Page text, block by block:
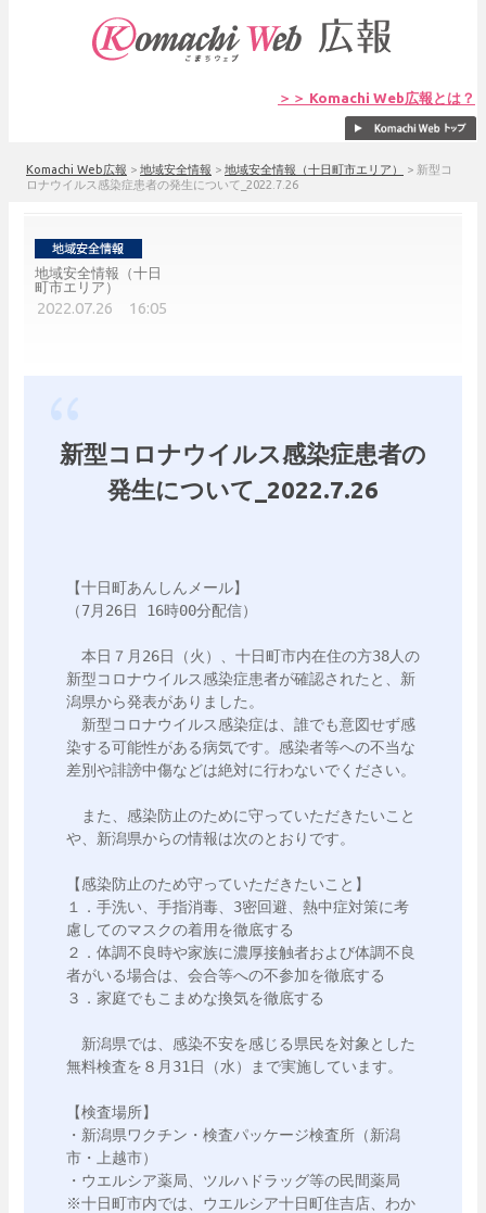
＞＞ Komachi Web広報とは？
Komachi Web広報 > 地域安全情報 > 地域安全情報（十日町市エリア） > 新型コ
ロナウイルス感染症患者の発生について_2022.7.26
地域安全情報（十日
町市エリア）
2022.07.26 16:05
新型コロナウイルス感染症患者の
発生について_2022.7.26
【十日町あんしんメール】
（7月26日 16時00分配信）
本日７月26日（火）、十日町市内在住の方38人の
新型コロナウイルス感染症患者が確認されたと、新
潟県から発表がありました。
新型コロナウイルス感染症は、誰でも意図せず感
染する可能性がある病気です。感染者等への不当な
差別や誹謗中傷などは絶対に行わないでください。
また、感染防止のために守っていただきたいこと
や、新潟県からの情報は次のとおりです。
【感染防止のため守っていただきたいこと】
１．手洗い、手指消毒、3密回避、熱中症対策に考
慮してのマスクの着用を徹底する
２．体調不良時や家族に濃厚接触者および体調不良
者がいる場合は、会合等への不参加を徹底する
３．家庭でもこまめな換気を徹底する
新潟県では、感染不安を感じる県民を対象とした
無料検査を８月31日（水）まで実施しています。
【検査場所】
・新潟県ワクチン・検査パッケージ検査所（新潟
市・上越市）
・ウエルシア薬局、ツルハドラッグ等の民間薬局
※十日町市内では、ウエルシア十日町住吉店、わか